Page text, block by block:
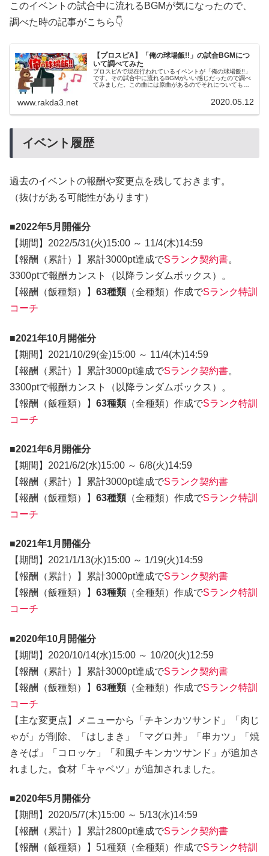
このイベントの試合中に流れるBGMが気になったので、
調べた時の記事がこちら👇
【プロスピA】「俺の球場飯!!」の試合BGMにつ
いて調べてみた
プロスピAで現在行われているイベントが「俺の球場飯!!」
です。その試合中に流れるBGMがいい感じだったので調べ
てみました。この曲には原曲があるのでそれについても書
www.rakda3.net 2020.05.12
イベント履歴
過去のイベントの報酬や変更点を残しておきます。
（抜けがある可能性があります）
■2022年5月開催分
【期間】2022/5/31(火)15:00 ～ 11/4(木)14:59
【報酬（累計）】累計3000pt達成でSランク契約書。
3300ptで報酬カンスト（以降ランダムボックス）。
【報酬（飯種類）】 63種類（全種類）作成でSランク特訓
コーチ
■2021年10月開催分
【期間】2021/10/29(金)15:00 ～ 11/4(木)14:59
【報酬（累計）】累計3000pt達成でSランク契約書。
3300ptで報酬カンスト（以降ランダムボックス）。
【報酬（飯種類）】 63種類（全種類）作成でSランク特訓
コーチ
■2021年6月開催分
【期間】2021/6/2(水)15:00 ～ 6/8(火)14:59
【報酬（累計）】累計3000pt達成でSランク契約書
【報酬（飯種類）】 63種類（全種類）作成でSランク特訓
コーチ
■2021年1月開催分
【期間】2021/1/13(水)15:00 ～ 1/19(火)14:59
【報酬（累計）】累計3000pt達成でSランク契約書
【報酬（飯種類）】 63種類（全種類）作成でSランク特訓
コーチ
■2020年10月開催分
【期間】2020/10/14(水)15:00 ～ 10/20(火)12:59
【報酬（累計）】累計3000pt達成でSランク契約書
【報酬（飯種類）】 63種類（全種類）作成でSランク特訓
コーチ
【主な変更点】メニューから「チキンカツサンド」「肉じ
ゃが」が削除、「はしまき」「マグロ丼」「串カツ」「焼
きそば」「コロッケ」「和風チキンカツサンド」が追加さ
れました。食材「キャベツ」が追加されました。
■2020年5月開催分
【期間】2020/5/7(木)15:00 ～ 5/13(水)14:59
【報酬（累計）】累計2800pt達成でSランク契約書
【報酬（飯種類）】51種類（全種類）作成でSランク特訓